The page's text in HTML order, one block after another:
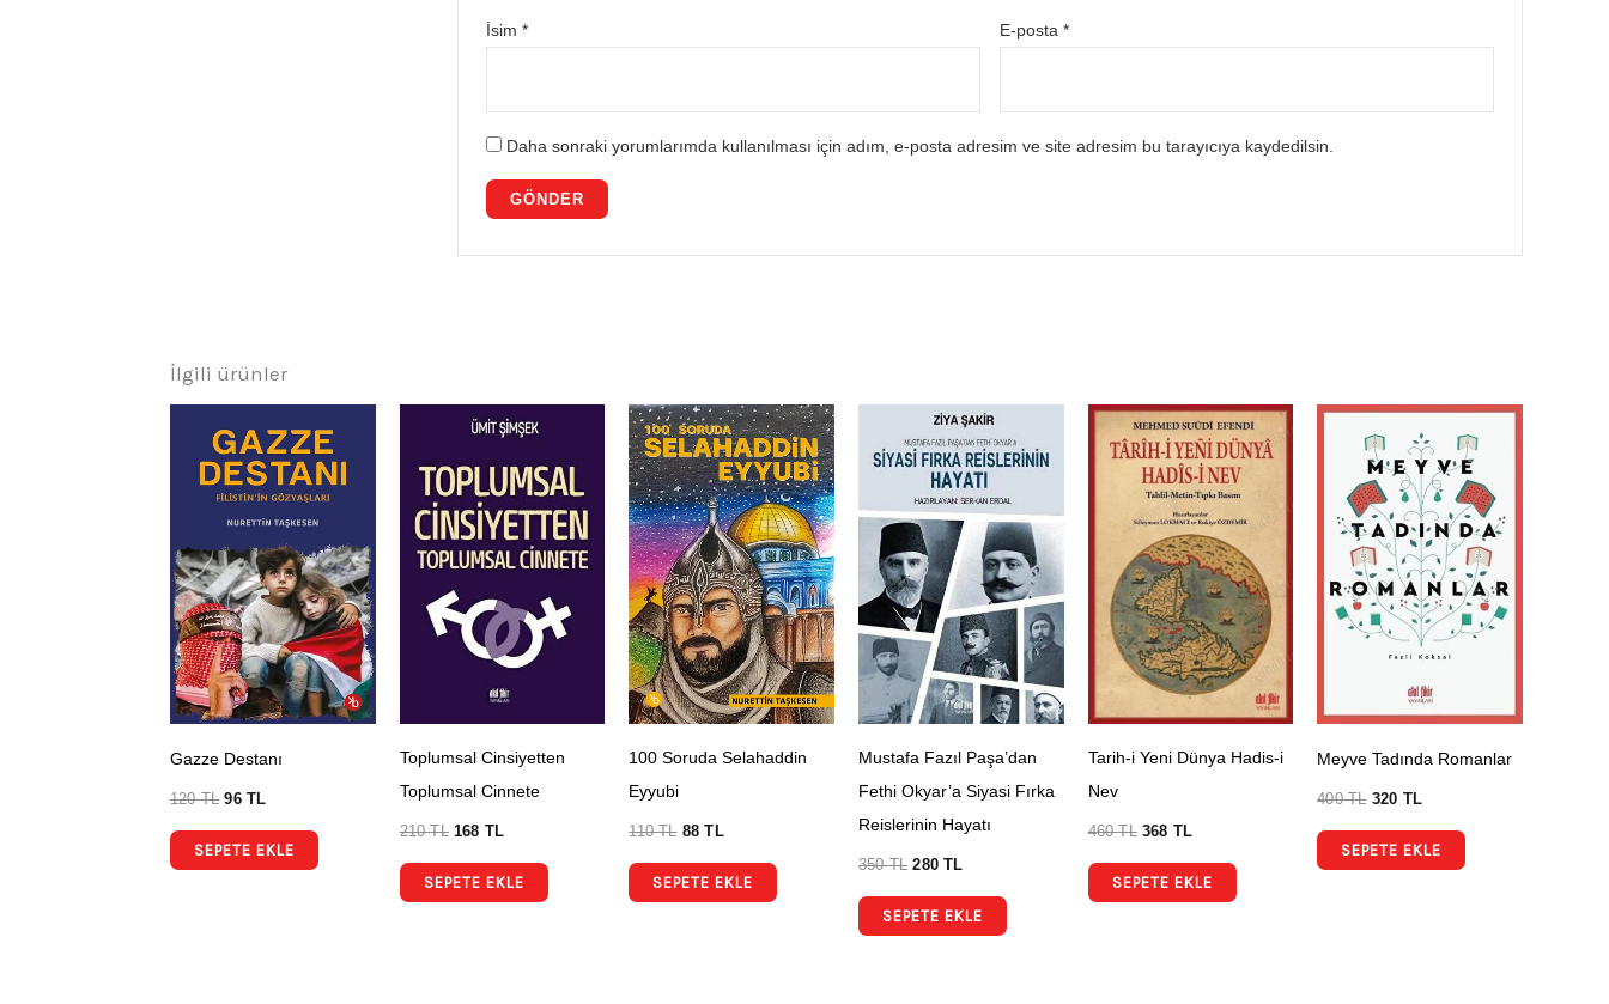
İsim* E-posta*
Daha sonraki yorumlarımda kullanılması için adım, e-posta adresim ve site adresim bu tarayıcıya kaydedilsin.
İlgili ürünler
Gazze Destanı
120TL 96TL
SEPETE EKLE
Toplumsal Cinsiyetten
Toplumsal Cinnete
210TL 168 TL
SEPETE EKLE
100 Soruda Selahaddin
Eyyubi
110TL 88TL
SEPETE EKLE
Mustafa Fazıl Paşa’dan
Fethi Okyar’a Siyasi Fırka
Reislerinin Hayatı
350TL 280TL
SEPETE EKLE
Tarih-i Yeni Dünya Hadis-i
Nev
460TL 368 TL
SEPETE EKLE
Meyve Tadında Romanlar
400TL 320 TL
SEPETE EKLE